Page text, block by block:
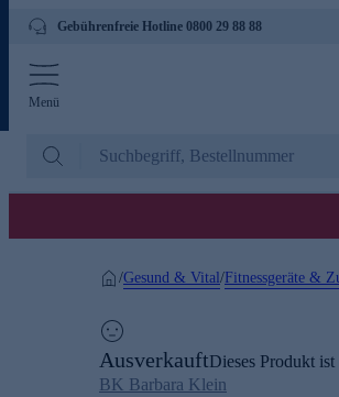
Gebührenfreie Hotline 0800 29 88 88
Menü
/Gesund & Vital/Fitnessgeräte &
AusverkauftDieses Produkt
BK Barbara Klein